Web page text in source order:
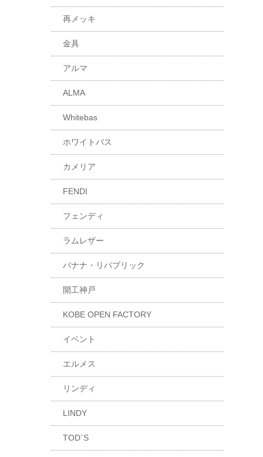
再メッキ
金具
アルマ
ALMA
Whitebas
ホワイトバス
カメリア
FENDI
フェンディ
ラムレザー
バナナ・リパブリック
開工神戸
KOBE OPEN FACTORY
イベント
エルメス
リンディ
LINDY
TOD`S